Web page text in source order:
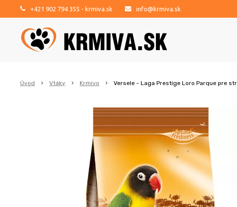
+421 902 794 355 - krmiva.sk info@krmiva.sk
Úvod Vtáky Krmivo Versele - Laga Prestige Loro Parque pre